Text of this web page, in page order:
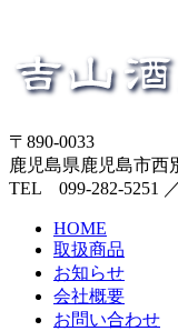
〒890-0033
鹿児島県鹿児島市西
TEL 099-282-5251
HOME
取扱商品
お知らせ
会社概要
お問い合わせ